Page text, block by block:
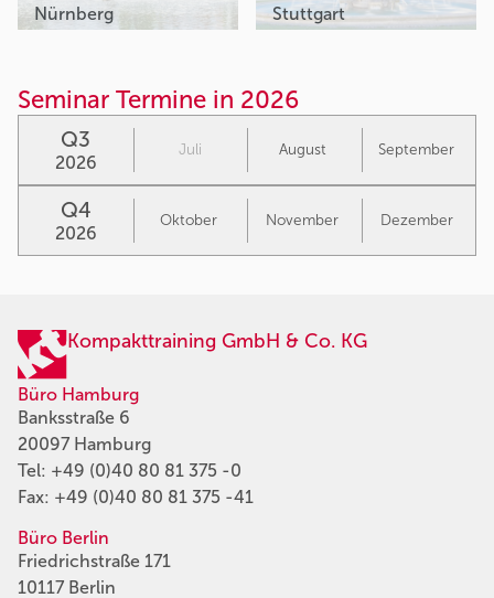
Nürnberg Stuttgart
Seminar Termine in 2026
Q3
2026
Juli August September
Q4
2026
Oktober November Dezember
Kompakttraining GmbH & Co. KG
Büro Hamburg
Banksstraße 6
20097 Hamburg
Tel: +49 (0)40 80 81 375 -0
Fax: +49 (0)40 80 81 375 -41
Büro Berlin
Friedrichstraße 171
10117 Berlin